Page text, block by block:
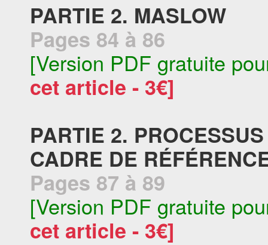
PARTIE 2. MASLOW
Pages 84 à 86
[Version PDF gratuite
cet article - 3€]
PARTIE 2.
CADRE DE
Pages 87 à 89
[Version PDF gratuite
cet article - 3€]